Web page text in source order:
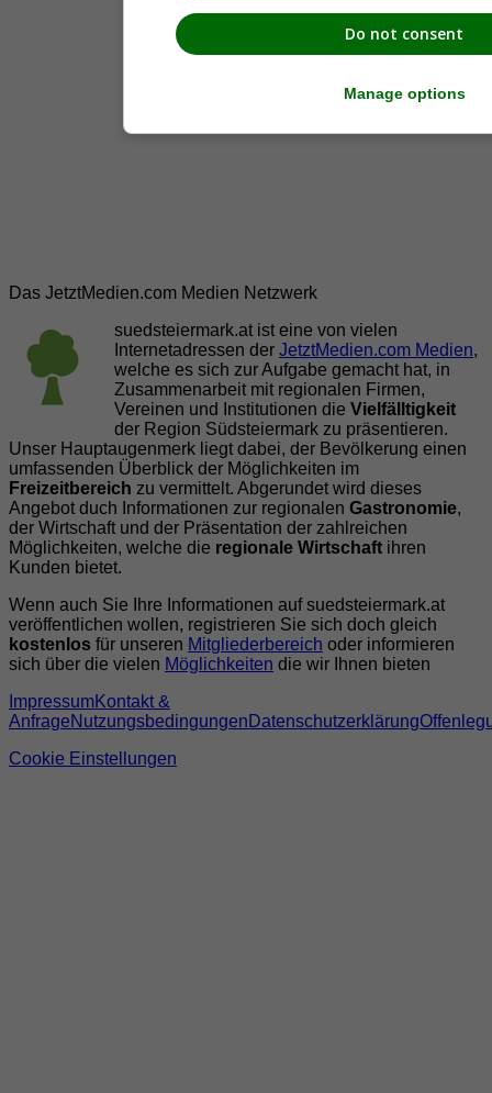
Das JetztMedien.com Medien Netzwerk
suedsteiermark.at ist eine von vielen
Internetadressen der JetztMedien.com Medien,
welche es sich zur Aufgabe gemacht hat, in
Zusammenarbeit mit regionalen Firmen,
Vereinen und Institutionen die Vielfälltigkeit
der Region Südsteiermark zu präsentieren.
Unser Hauptaugenmerk liegt dabei, der Bevölkerung einen
umfassenden Überblick der Möglichkeiten im
Freizeitbereich zu vermittelt. Abgerundet wird dieses
Angebot duch Informationen zur regionalen Gastronomie,
der Wirtschaft und der Präsentation der zahlreichen
Möglichkeiten, welche die regionale Wirtschaft ihren
Kunden bietet.
Wenn auch Sie Ihre Informationen auf suedsteiermark.at
veröffentlichen wollen, registrieren Sie sich doch gleich
kostenlos für unseren Mitgliederbereich oder informieren
sich über die vielen Möglichkeiten die wir Ihnen bieten
ImpressumKontakt &
AnfrageNutzungsbedingungen Datenschutzerklärung
Cookie Einstellungen
Do not consent
Manage options